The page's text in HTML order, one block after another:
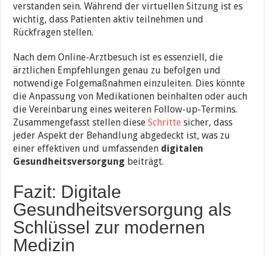
verstanden sein. Während der virtuellen Sitzung ist es
wichtig, dass Patienten aktiv teilnehmen und
Rückfragen stellen.
Nach dem Online-Arztbesuch ist es essenziell, die
ärztlichen Empfehlungen genau zu befolgen und
notwendige Folgemaßnahmen einzuleiten. Dies könnte
die Anpassung von Medikationen beinhalten oder auch
die Vereinbarung eines weiteren Follow-up-Termins.
Zusammengefasst stellen dieseSchritte sicher, dass
jeder Aspekt der Behandlung abgedeckt ist, was zu
einer effektiven und umfassenden digitalen
Gesundheitsversorgung beiträgt.
Fazit: Digitale
Gesundheitsversorgung als
Schlüssel zur modernen
Medizin